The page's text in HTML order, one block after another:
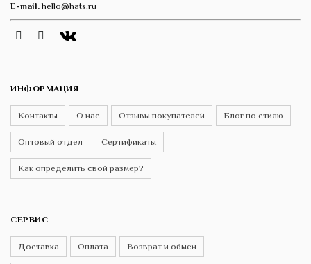
E-mail. hello@hats.ru
InstagramTelegramVK
ИНФОРМАЦИЯ
Контакты О нас Отзывы покупателей Блог по стилю
Оптовый отдел Сертификаты
Как определить свой размер?
СЕРВИС
Доставка Оплата Возврат и обмен